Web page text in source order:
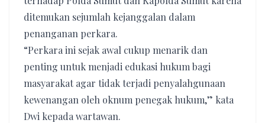
ditemukan sejumlah kejanggalan dalam
penanganan perkara.
“Perkara ini sejak awal cukup menarik dan
penting untuk menjadi edukasi hukum bagi
masyarakat agar tidak terjadi penyalahgunaan
kewenangan oleh oknum penegak hukum,” kata
Dwi kepada wartawan.